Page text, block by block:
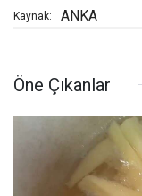
Kaynak: ANKA
Öne Çıkanlar